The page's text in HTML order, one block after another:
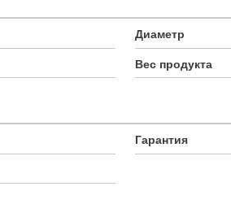
Диаметр
Вес продукта
Гарантия